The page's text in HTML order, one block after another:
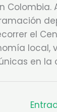
Colombia.
el
local,
en la